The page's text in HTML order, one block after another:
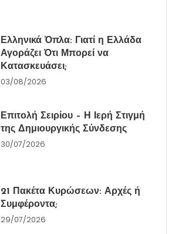
Ελληνικά Όπλα: Γιατί η Ελλάδα
Αγοράζει Ότι Μπορεί να
Κατασκευάσει;
03/08/2026
Επιτολή Σειρίου – Η Ιερή Στιγμή
της Δημιουργικής Σύνδεσης
30/07/2026
21 Πακέτα Κυρώσεων: Αρχές ή
Συμφέροντα;
29/07/2026